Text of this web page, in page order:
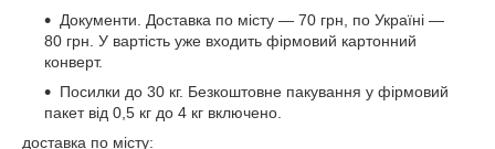
Документи. Доставка по місту — 70 грн, по Україні —
80 грн. У вартість уже входить фірмовий картонний
конверт.
Посилки до 30 кг. Безкоштовне пакування у фірмовий
пакет від 0,5 кг до 4 кг включено.
доставка по місту: